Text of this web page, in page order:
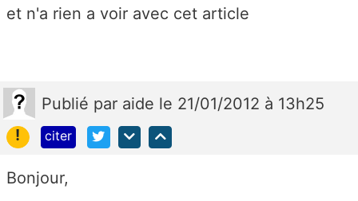
et n'a rien a voir avec cet article
Publié par aide le 21/01/2012 à 13h25
!
citer
Bonjour,